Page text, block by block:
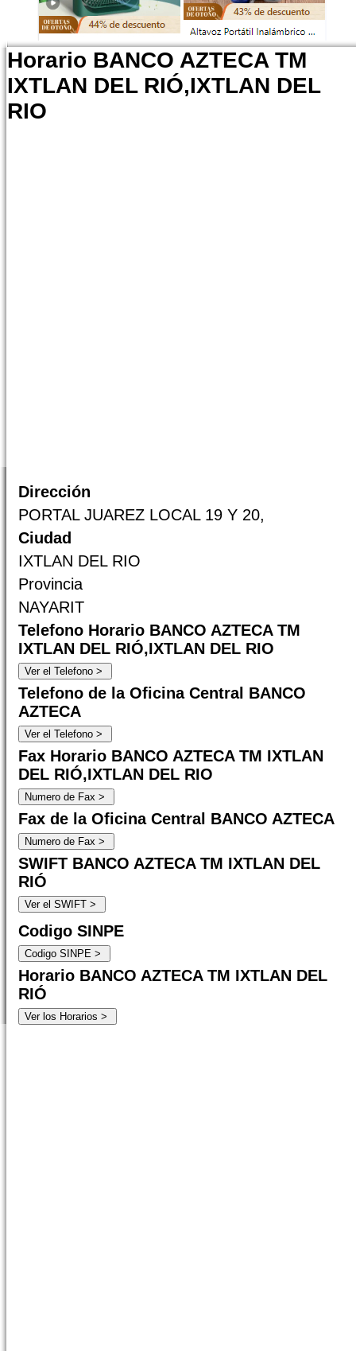
Horario BANCO AZTECA TM
IXTLAN DEL RIÓ,IXTLAN DEL
RIO
Dirección
PORTAL JUAREZ LOCAL 19 Y 20,
Ciudad
IXTLAN DEL RIO
Provincia
NAYARIT
Telefono Horario BANCO AZTECA TM
IXTLAN DEL RIÓ,IXTLAN DEL RIO
Telefono de la Oficina Central BANCO
AZTECA
Fax Horario BANCO AZTECA TM IXTLAN
DEL RIÓ,IXTLAN DEL RIO
Fax de la Oficina Central BANCO AZTECA
SWIFT BANCO AZTECA TM IXTLAN DEL
RIÓ
Codigo SINPE
Horario BANCO AZTECA TM IXTLAN DEL
RIÓ